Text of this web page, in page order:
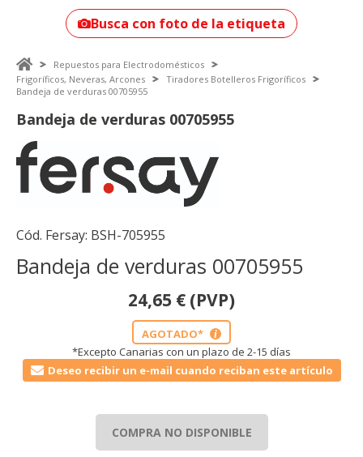
Busca con foto de la etiqueta
Repuestos para Electrodomésticos
Frigoríficos, Neveras, Arcones
Tiradores Botelleros Frigoríficos
Bandeja de verduras 00705955
Bandeja de verduras 00705955
Cód. Fersay: BSH-705955
Bandeja de verduras 00705955
24,65 € (PVP)
AGOTADO* i
*Excepto Canarias con un plazo de 2-15 días
Deseo recibir un e-mail cuando reciban este artículo
COMPRA NO DISPONIBLE